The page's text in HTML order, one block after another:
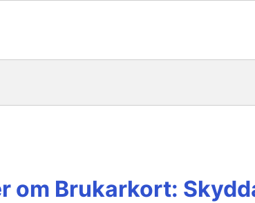
om Brukarkort: